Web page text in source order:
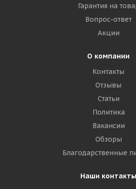
Гарантия на
Вопрос-ответ
Акции
О компании
Контакты
Отзывы
Статьи
Политика
Вакансии
Обзоры
Благодарственные
Наши контакты